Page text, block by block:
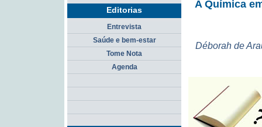
A Química
Déborah de
Editorias
Entrevista
Saúde e bem-estar
Tome Nota
Agenda